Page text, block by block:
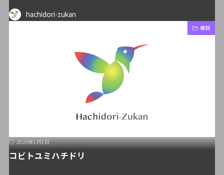
hachidori-zukan
種類
2026年1月1日
コビトユミハチドリ